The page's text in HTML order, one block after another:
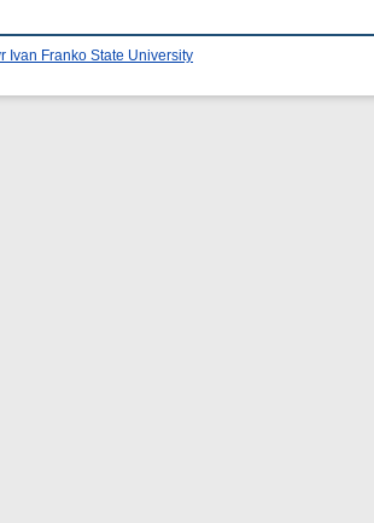
Ivan Franko State University